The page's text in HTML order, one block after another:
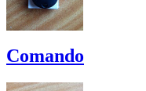
Comando